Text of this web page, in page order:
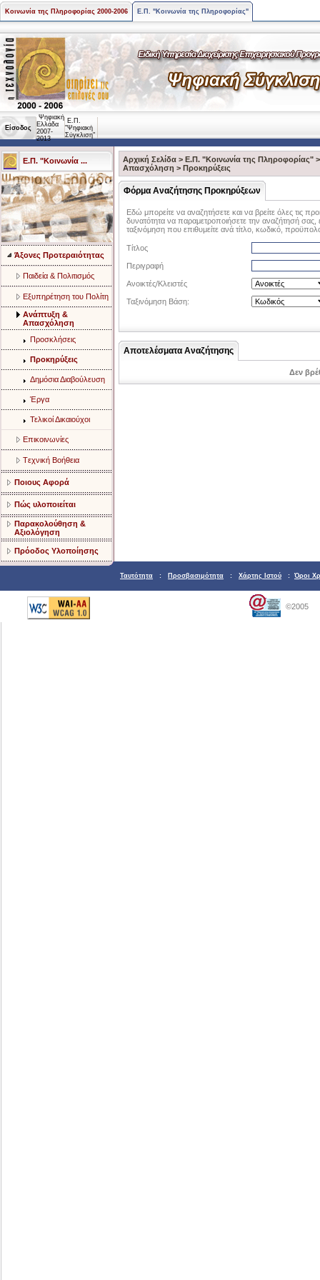
Κοινωνία της Πληροφορίας 2000-2006 Ε.Π. "Κοινωνία της Πληροφορίας"
Είσοδος
Ψηφιακή
Ελλάδα
2007-
2013
Ε.Π.
"Ψηφιακή
Σύγκλιση"
Ε.Π. "Κοινωνία ...
Άξονες Προτεραιότητας
Παιδεία & Πολιτισμός
Eξυπηρέτηση του Πολίτη
Aνάπτυξη &
Aπασχόληση
Προσκλήσεις
Προκηρύξεις
Δημόσια Διαβούλευση
Έργα
Τελικοί Δικαιούχοι
Eπικοινωνίες
Tεχνική Bοήθεια
Ποιους Αφορά
Πώς υλοποιείται
Παρακολούθηση &
Αξιολόγηση
Πρόοδος Υλοποίησης
Αρχική Σελίδα > Ε.Π. "Κοινωνία της Πληροφορίας"
Aπασχόληση > Προκηρύξεις
Φόρμα Αναζήτησης Προκηρύξεων
Εδώ μπορείτε να αναζητήσετε και να βρείτε όλες τις
δυνατότητα να παραμετροποιήσετε την αναζήτησή σας,
ταξινόμηση που επιθυμείτε ανά τίτλο, κωδικό,
Τίτλος
Περιγραφή
Ανοικτές/Κλειστές
Ταξινόμηση Βάση:
Αποτελέσματα Αναζήτησης
Δεν
Ταυτότητα : Προσβασιμότητα : Χάρτης Ιστού : Όροι
©2005